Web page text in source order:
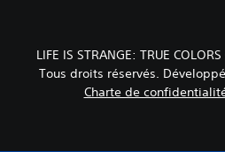
LIFE IS STRANGE: TRUE
Tous droits réservés.
Charte de